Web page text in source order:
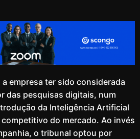
empresa ter sido considerada
das pesquisas digitais, num
da Inteligência Artificial
do mercado. Ao invés
o tribunal optou por